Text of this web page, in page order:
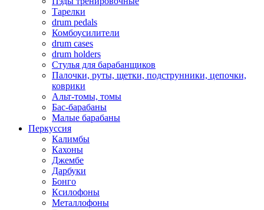
Тарелки
drum pedals
Комбоусилители
drum cases
drum holders
Стулья для барабанщиков
Палочки, руты, щетки, подструнники, цепочки,
коврики
Альт-томы, томы
Бас-барабаны
Малые барабаны
Перкуссия
Калимбы
Кахоны
Джембе
Дарбуки
Бонго
Ксилофоны
Металлофоны